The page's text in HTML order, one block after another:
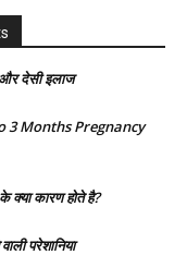
देसी इलाज
to 3 Months Pregnancy
कारण होते है?
परेशानिया